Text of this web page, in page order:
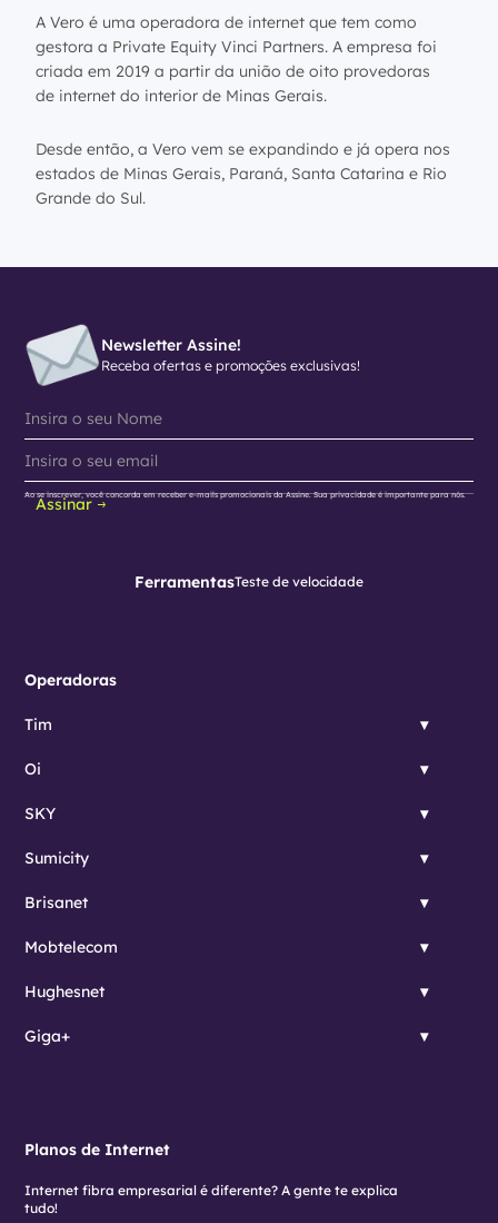
A Vero é uma operadora de internet que tem como
gestora a Private Equity Vinci Partners. A empresa foi
criada em 2019 a partir da união de oito provedoras
de internet do interior de Minas Gerais.
Desde então, a Vero vem se expandindo e já opera nos
estados de Minas Gerais, Paraná, Santa Catarina e Rio
Grande do Sul.
Newsletter Assine!
Receba ofertas e promoções exclusivas!
Assinar
Ao se inscrever, você concorda em receber e-mails promocionais da Assine. Sua privacidade é importante para nós.
FerramentasTeste de velocidade
Operadoras
Tim
Oi
SKY
Sumicity
Brisanet
Mobtelecom
Hughesnet
Giga+
Planos de Internet
Internet fibra empresarial é diferente? A gente te explica
tudo!